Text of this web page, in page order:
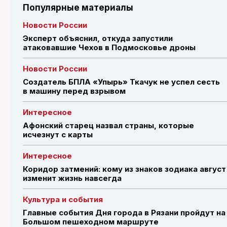
Популярные материалы
Новости России
Эксперт объяснил, откуда запустили
атаковавшие Чехов в Подмосковье дроны
Новости России
Создатель БПЛА «Упырь» Ткачук не успел сесть
в машину перед взрывом
Интересное
Афонский старец назвал страны, которые
исчезнут с карты
Интересное
Коридор затмений: кому из знаков зодиака август
изменит жизнь навсегда
Культура и события
Главные события Дня города в Рязани пройдут на
Большом пешеходном маршруте